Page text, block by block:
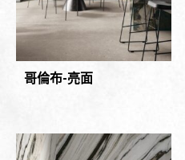
哥倫布-亮面